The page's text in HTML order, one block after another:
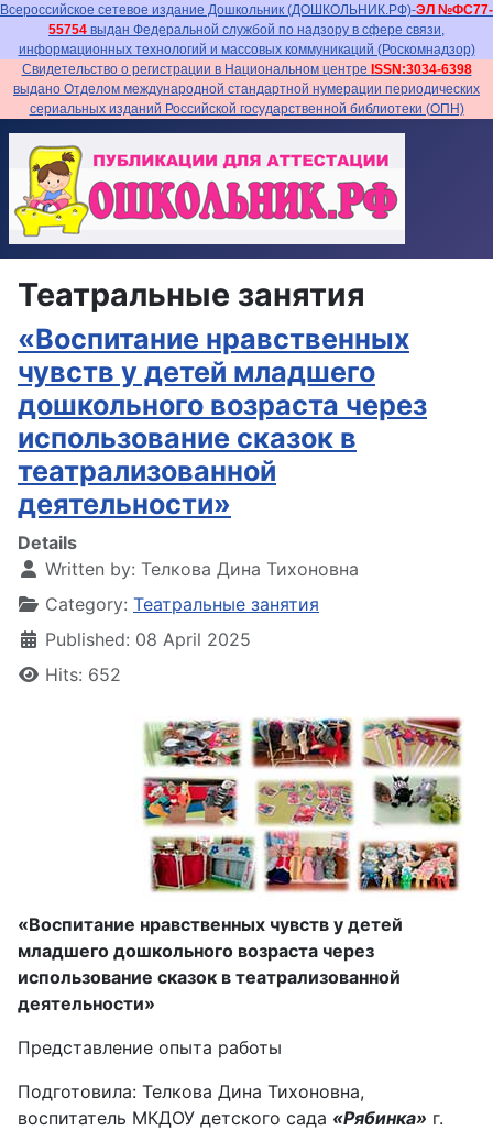
Всероссийское сетевое издание Дошкольник (ДОШКОЛЬНИК.РФ)-ЭЛ №ФС77-
55754 выдан Федеральной службой по надзору в сфере связи,
информационных технологий и массовых коммуникаций (Роскомнадзор)
Свидетельство о регистрации в Национальном центре ISSN:3034-6398
выдано Отделом международной стандартной нумерации периодических
сериальных изданий Российской государственной библиотеки (ОПН)
Театральные занятия
«Воспитание нравственных
чувств у детей младшего
дошкольного возраста через
использование сказок в
театрализованной
деятельности»
Details
Written by: Телкова Дина Тихоновна
Category: Театральные занятия
Published: 08 April 2025
Hits: 652
«Воспитание нравственных чувств у детей
младшего дошкольного возраста через
использование сказок в театрализованной
деятельности»
Представление опыта работы
Подготовила: Телкова Дина Тихоновна,
воспитатель МКДОУ детского сада «Рябинка» г.